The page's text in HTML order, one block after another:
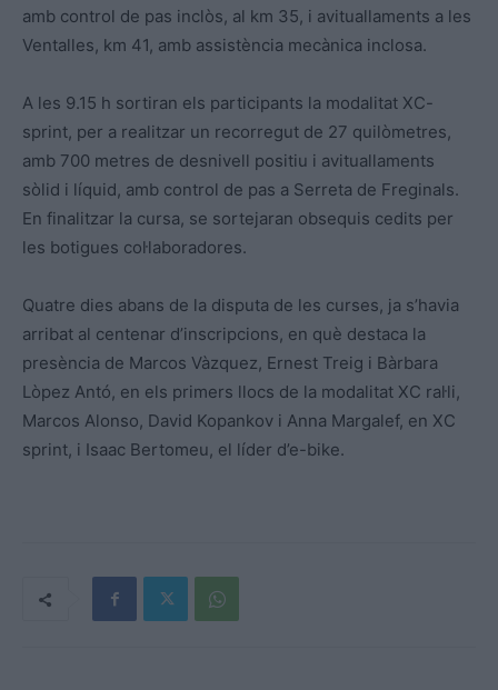
amb control de pas inclòs, al km 35, i avituallaments a les
Ventalles, km 41, amb assistència mecànica inclosa.
A les 9.15 h sortiran els participants la modalitat XC-
sprint, per a realitzar un recorregut de 27 quilòmetres,
amb 700 metres de desnivell positiu i avituallaments
sòlid i líquid, amb control de pas a Serreta de Freginals.
En finalitzar la cursa, se sortejaran obsequis cedits per
les botigues col·laboradores.
Quatre dies abans de la disputa de les curses, ja s’havia
arribat al centenar d’inscripcions, en què destaca la
presència de Marcos Vàzquez, Ernest Treig i Bàrbara
Lòpez Antó, en els primers llocs de la modalitat XC ral·li,
Marcos Alonso, David Kopankov i Anna Margalef, en XC
sprint, i Isaac Bertomeu, el líder d’e-bike.